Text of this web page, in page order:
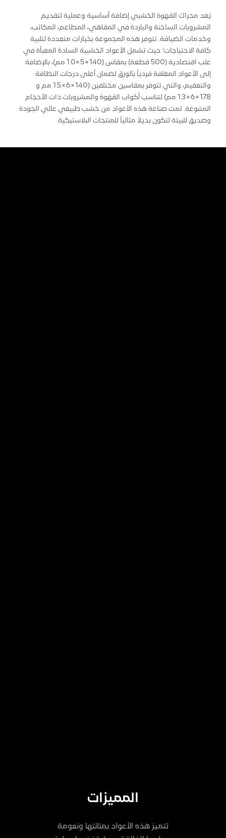
يُعد محراك القهوة الخشبي إضافة أساسية وعملية لتقديم
المشروبات الساخنة والباردة في المقاهي، المطاعم، المكاتب،
وخدمات الضيافة. تتوفر هذه المجموعة بخيارات متعددة لتلبية
كافة الاحتياجات؛ حيث تشمل الأعواد الخشبية السادة المعبأة في
علب اقتصادية (500 قطعة) بمقاس (140×5×1.0 مم)، بالإضافة
إلى الأعواد المغلفة فردياً بالورق لضمان أعلى درجات النظافة
والتعقيم، والتي تتوفر بمقاسين مختلفين (140×6×1.5 مم و
178×6×1.3 مم) لتناسب أكواب القهوة والمشروبات ذات الأحجام
المتنوعة. تمت صناعة هذه الأعواد من خشب طبيعي عالي الجودة
وصديق للبيئة لتكون بديلاً مثالياً للمنتجات البلاستيكية.
المميزات
تتميز هذه الأعواد بمتانتها ونعومة